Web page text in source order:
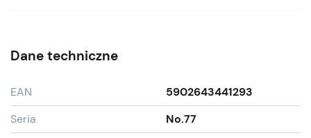
Dane techniczne
EAN
5902643441293
Seria
No.77